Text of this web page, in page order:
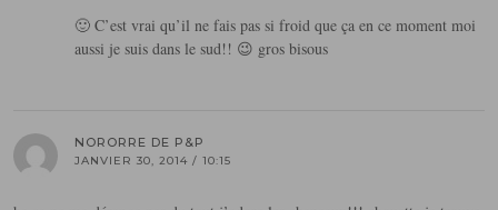
🙂 C’est vrai qu’il ne fais pas si froid que ça en ce moment moi
aussi je suis dans le sud!! 😉 gros bisous
NORORRE DE P&P
JANVIER 30, 2014 / 10:15